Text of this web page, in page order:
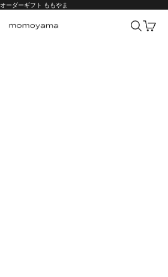
オーダーギフト ももやま
オーダーギフト ももやま 本店 検索カート